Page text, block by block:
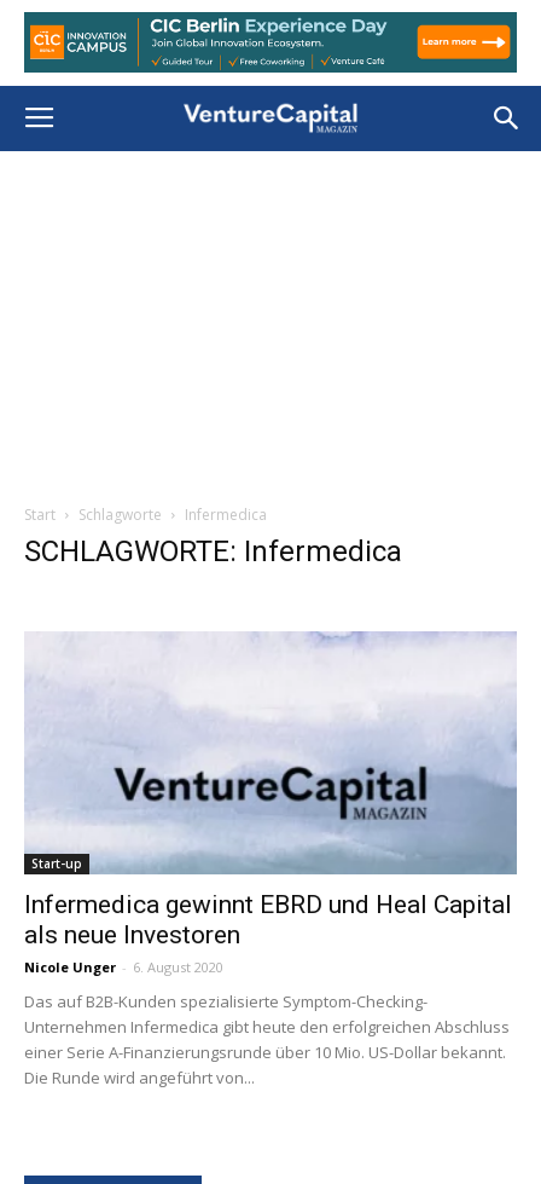
Start Schlagworte Infermedica
SCHLAGWORTE: Infermedica
Start-up
Infermedica gewinnt EBRD und Heal Capital
als neue Investoren
Nicole Unger - 6. August 2020
Das auf B2B-Kunden spezialisierte Symptom-Checking-
Unternehmen Infermedica gibt heute den erfolgreichen Abschluss
einer Serie A-Finanzierungsrunde über 10 Mio. US-Dollar bekannt.
Die Runde wird angeführt von...